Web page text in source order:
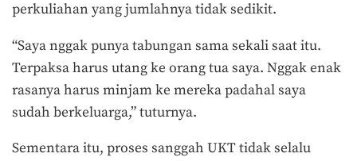
perkuliahan yang jumlahnya tidak sedikit.
“Saya nggak punya tabungan sama sekali saat itu.
Terpaksa harus utang ke orang tua saya. Nggak enak
rasanya harus minjam ke mereka padahal saya
sudah berkeluarga,” tuturnya.
Sementara itu, proses sanggah UKT tidak selalu